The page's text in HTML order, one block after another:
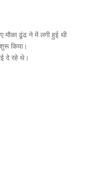
मौका ढूंढ ने में लगी हुई थी
किया।
दे रहे थे।